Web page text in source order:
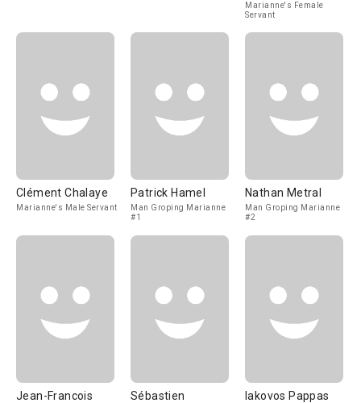
Marianne's Female
Servant
Clément Chalaye
Marianne's Male Servant
Patrick Hamel
Man Groping Marianne
#1
Nathan Metral
Man Groping Marianne
#2
Jean-Francois
Sébastien
Iakovos Pappas